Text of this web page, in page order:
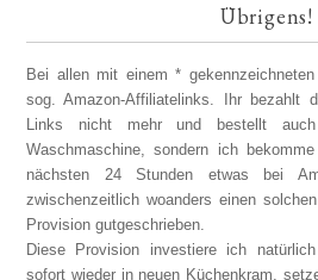
Übrigens!
Bei allen mit einem *
sog. Amazon-Affiliatelinks. Ihr bezahlt
Links nicht mehr und bestellt
Waschmaschine, sondern ich
nächsten 24 Stunden etwas bei
zwischenzeitlich woanders einen
Provision gutgeschrieben.
Diese Provision investiere ich
sofort wieder in neuen Küchenkram,